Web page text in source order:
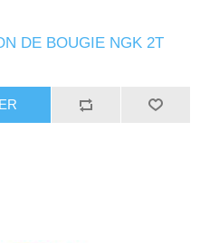
DE BOUGIE NGK 2T